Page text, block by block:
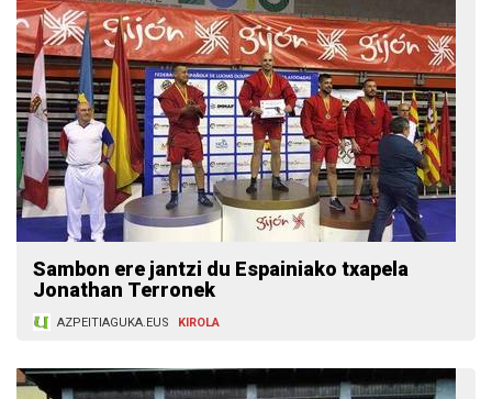
Sambon ere jantzi du Espainiako txapela
Jonathan Terronek
AZPEITIAGUKA.EUS KIROLA